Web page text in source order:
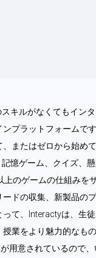
キルがなくてもイン
プラットフォームで
またはゼロから始め
憶ゲーム、クイズ、
のゲームの仕組みを
ドの収集、新製品の
て、Interactyは、生
業をより魅力的なも
用意されているので